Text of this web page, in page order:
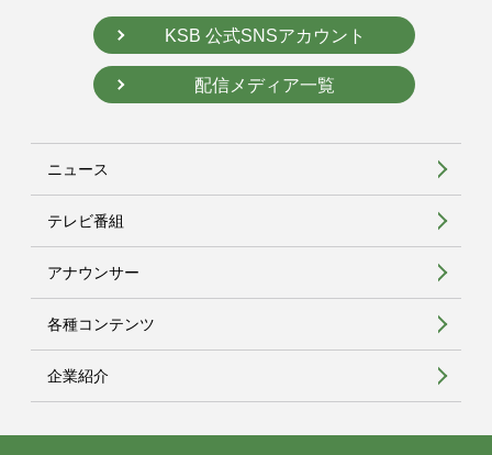
KSB 公式SNSアカウント
配信メディア一覧
ニュース
テレビ番組
アナウンサー
各種コンテンツ
企業紹介